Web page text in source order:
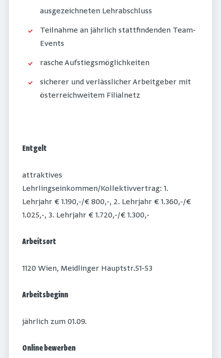
ausgezeichneten Lehrabschluss
Teilnahme an jährlich stattfindenden Team-
Events
rasche Aufstiegsmöglichkeiten
sicherer und verlässlicher Arbeitgeber mit
österreichweitem Filialnetz
Entgelt
attraktives
Lehrlingseinkommen/Kollektivvertrag: 1.
Lehrjahr € 1.190,-/€ 800,-, 2. Lehrjahr € 1.360,-/€
1.025,-, 3. Lehrjahr € 1.720,-/€ 1.300,-
Arbeitsort
1120 Wien, Meidlinger Hauptstr.51-53
Arbeitsbeginn
jährlich zum 01.09.
Online bewerben